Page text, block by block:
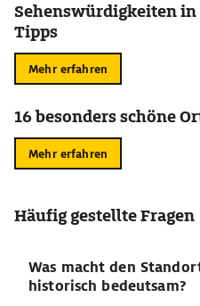
Sehenswürdigkeiten
Tipps
Mehr erfahren
16 besonders schöne
Mehr erfahren
Häufig gestellte Fragen
Was macht den
historisch bedeutsam?